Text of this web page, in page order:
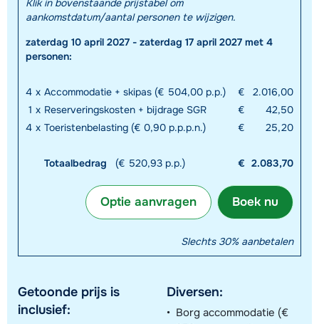
Klik in bovenstaande prijstabel om
aankomstdatum/aantal personen te wijzigen.
zaterdag 10 april 2027 - zaterdag 17 april 2027 met 4
personen:
4 x Accommodatie + skipas (€ 504,00 p.p.) €
2.016,00
1 x Reserveringskosten + bijdrage SGR €
42,50
4 x Toeristenbelasting (€ 0,90 p.p.p.n.) € 25,20
Totaalbedrag (€ 520,93 p.p.) € 2.083,70
Boek nu
Optie aanvragen
Slechts 30% aanbetalen
Getoonde prijs is
inclusief:
Diversen:
Borg accommodatie (€